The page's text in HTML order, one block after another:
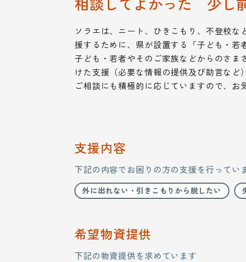
相談してよかった 少し
ソラエは、ニート、ひきこもり、不登校
援するために、県が設置する「子ども・若
子ども・若者やそのご家族などからのさま
けた支援（必要な情報の提供及び助言な
ご相談にも積極的に応じていますので、お
支援内容
下記の内容でお困りの方の支援を行ってい
外に出れない・引きこもりから脱したい
希望物資提供
下記の物資提供を求めています